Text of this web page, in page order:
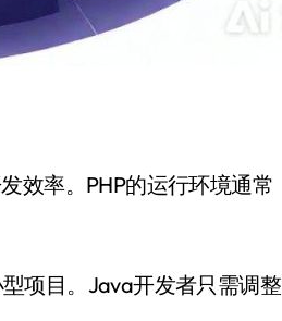
效率。PHP的运行环境通常
项目。Java开发者只需调整